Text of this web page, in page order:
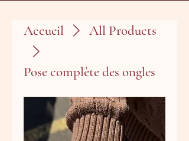
Accueil All Products
Pose complète des ongles